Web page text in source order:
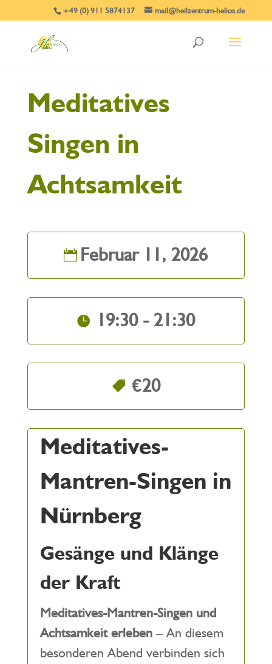
+49 (0) 911 5874137 mail@heilzentrum-helios.de
Meditatives
Singen in
Achtsamkeit
Februar 11, 2026
19:30 - 21:30
€20
Meditatives-
Mantren-Singen in
Nürnberg
Gesänge und Klänge
der Kraft
Meditatives-Mantren-Singen und
Achtsamkeit erleben– An diesem
besonderen Abend verbinden sich